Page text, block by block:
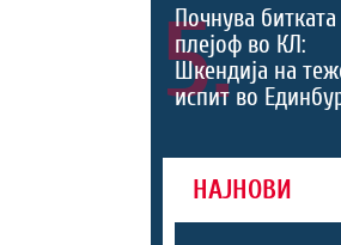
5.
Почнува битката
плејоф во КЛ:
Шкендија на
испит во
НАЈНОВИ